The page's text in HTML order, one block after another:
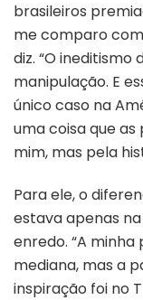
brasileiros
me comparo com
diz. “O
manipulação. E
único caso na
uma coisa que
mim, mas pela
Para ele, o
estava apenas
enredo. “A
mediana, mas a
inspiração foi no